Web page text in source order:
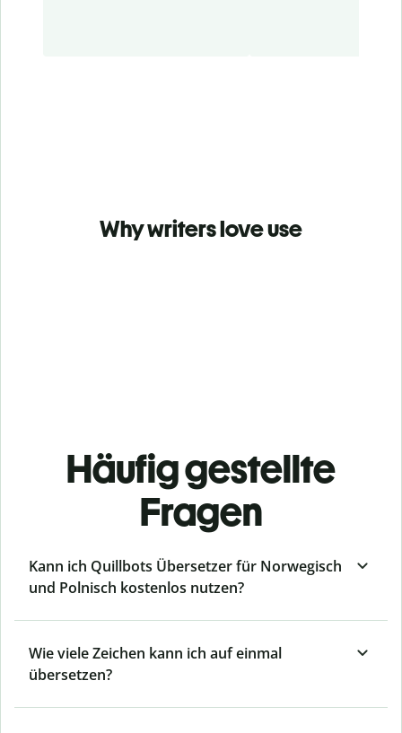
Why writers love use
Häufig gestellte
Fragen
Kann ich Quillbots Übersetzer für Norwegisch
und Polnisch kostenlos nutzen?
Wie viele Zeichen kann ich auf einmal
übersetzen?